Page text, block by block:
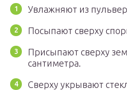
Увлажняют из
Посыпают сверху
Присыпают сверху
сантиметра.
Сверху укрывают